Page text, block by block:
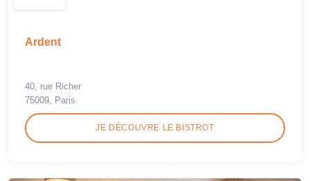
Ardent
40, rue Richer
75009, Paris
JE DÉCOUVRE LE BISTROT